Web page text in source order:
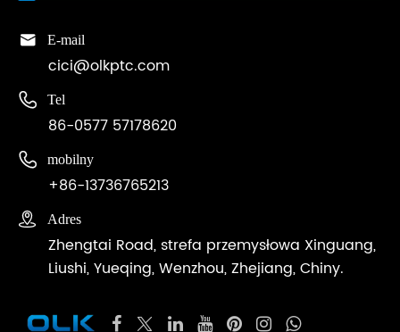
 E-mail
cici@olkptc.com
 Tel
86-0577 57178620
 mobilny
+86-13736765213
 Adres
Zhengtai Road, strefa przemysłowa Xinguang,
Liushi, Yueqing, Wenzhou, Zhejiang, Chiny.